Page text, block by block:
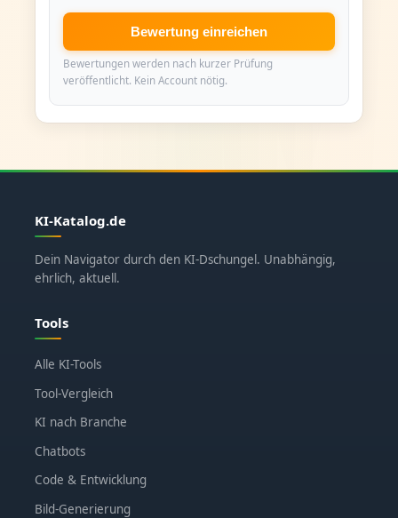
Bewertung einreichen
Bewertungen werden nach kurzer Prüfung
veröffentlicht. Kein Account nötig.
KI-Katalog.de
Dein Navigator durch den KI-Dschungel. Unabhängig,
ehrlich, aktuell.
Tools
Alle KI-Tools
Tool-Vergleich
KI nach Branche
Chatbots
Code & Entwicklung
Bild-Generierung